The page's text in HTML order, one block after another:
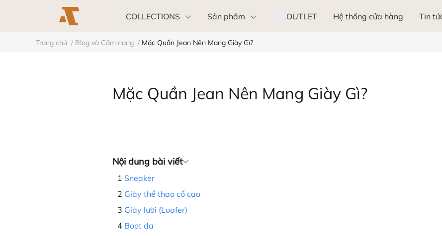
COLLECTIONS Sản phẩm OUTLET Hệ thống cửa hàng Tin
Khách hàng doanh nghiệp
Trang chủ / Blog và Cẩm nang / Mặc Quần Jean Nên Mang Giày Gì?
Mặc Quần Jean Nên Mang Giày Gì?
Nội dung bài viết
Sneaker
Giày thể thao cổ cao
Giày lười (Loafer)
Boot da